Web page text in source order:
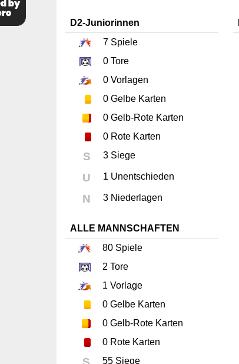
D2-Juniorinnen
7 Spiele
0 Tore
0 Vorlagen
0 Gelbe Karten
0 Gelb-Rote Karten
0 Rote Karten
S 3 Siege
U 1 Unentschieden
N 3 Niederlagen
ALLE MANNSCHAFTEN
80 Spiele
2 Tore
1 Vorlage
0 Gelbe Karten
0 Gelb-Rote Karten
0 Rote Karten
55 Siege